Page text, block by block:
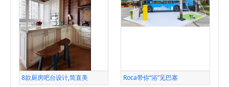
8款厨房吧台设计,简直美 Roca带你“浴”见巴塞